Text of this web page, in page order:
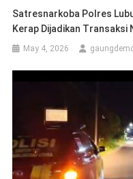
Satresnarkoba Polres
Kerap Dijadikan Transaksi
May 4, 2026